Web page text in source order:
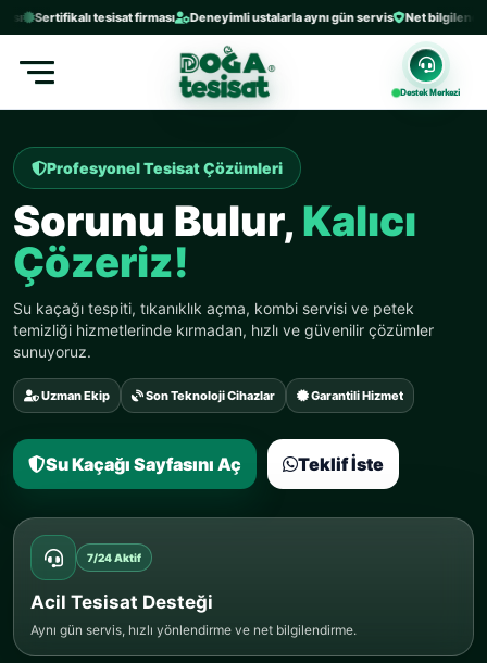
Sertifikalı tesisat firması Deneyimli ustalarla aynı gün servis Net bilgilendirme
Destek Merkezi
Profesyonel Tesisat Çözümleri
Sorunu Bulur, Kalıcı
Çözeriz!
Su kaçağı tespiti, tıkanıklık açma, kombi servisi ve petek
temizliği hizmetlerinde kırmadan, hızlı ve güvenilir çözümler
sunuyoruz.
Uzman Ekip Son Teknoloji Cihazlar Garantili Hizmet
Su Kaçağı Sayfasını Aç Teklif İste
7/24 Aktif
Acil Tesisat Desteği
Aynı gün servis, hızlı yönlendirme ve net bilgilendirme.